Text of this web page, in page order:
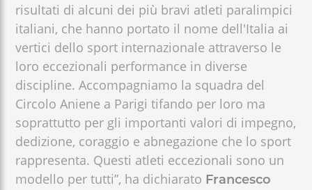
risultati di alcuni dei più bravi atleti paralimpici
italiani, che hanno portato il nome dell'Italia ai
vertici dello sport internazionale attraverso le
loro eccezionali performance in diverse
discipline. Accompagniamo la squadra del
Circolo Aniene a Parigi tifando per loro ma
soprattutto per gli importanti valori di impegno,
dedizione, coraggio e abnegazione che lo sport
rappresenta. Questi atleti eccezionali sono un
modello per tutti”, ha dichiarato Francesco